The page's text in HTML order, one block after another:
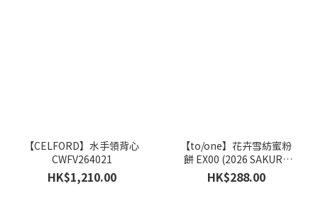
【CELFORD】水手領背心
CWFV264021
HK$1,210.00
【to/one】花卉雪紡蜜粉
餅 EX00 (2026 SAKURA
Collection)
HK$288.00